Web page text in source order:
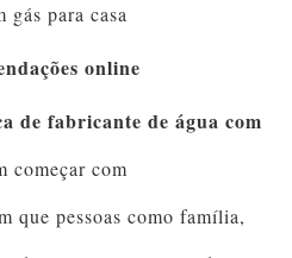
gás para casa
online
de fabricante de água com
começar com
que pessoas como família,